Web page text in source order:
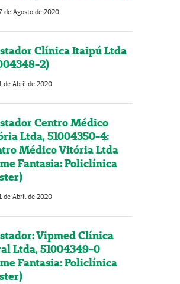
de Agosto de 2020
Clínica Itaipú Ltda
2)
de Abril de 2020
Centro Médico
Ltda, 51004350-4:
Médico Vitória Ltda
Fantasia: Policlínica
de Abril de 2020
Vipmed Clínica
Ltda, 51004349-0
Fantasia: Policlínica